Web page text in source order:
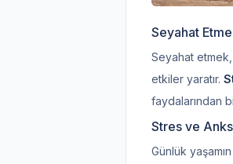
Seyahat
Seyahat
etkiler yaratır.
faydalarından
Stres ve
Günlük